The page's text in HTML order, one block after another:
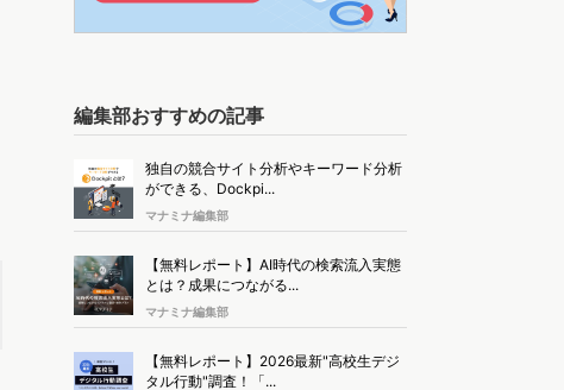
編集部おすすめの記事
独自の競合サイト分析やキーワード分析
ができる、Dockpi...
マナミナ編集部
【無料レポート】AI時代の検索流入実態
とは？成果につながる...
マナミナ編集部
【無料レポート】2026最新"高校生デジ
タル行動"調査！「...